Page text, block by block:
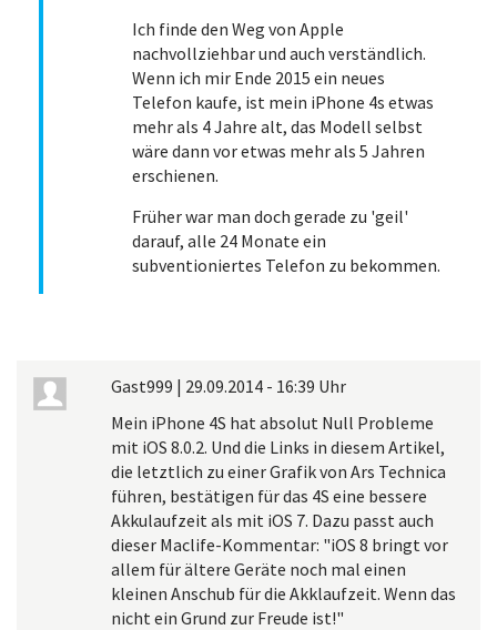
Ich finde den Weg von Apple
nachvollziehbar und auch verständlich.
Wenn ich mir Ende 2015 ein neues
Telefon kaufe, ist mein iPhone 4s etwas
mehr als 4 Jahre alt, das Modell selbst
wäre dann vor etwas mehr als 5 Jahren
erschienen.
Früher war man doch gerade zu 'geil'
darauf, alle 24 Monate ein
subventioniertes Telefon zu bekommen.
Gast999 | 29.09.2014 - 16:39 Uhr
Mein iPhone 4S hat absolut Null Probleme
mit iOS 8.0.2. Und die Links in diesem Artikel,
die letztlich zu einer Grafik von Ars Technica
führen, bestätigen für das 4S eine bessere
Akkulaufzeit als mit iOS 7. Dazu passt auch
dieser Maclife-Kommentar: "iOS 8 bringt vor
allem für ältere Geräte noch mal einen
kleinen Anschub für die Akklaufzeit. Wenn das
nicht ein Grund zur Freude ist!"